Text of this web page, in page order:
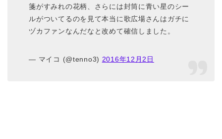
箋がすみれの花柄、さらには封筒に青い星のシー
ルがついてるのを見て本当に歌広場さんはガチに
ヅカファンなんだなと改めて確信しました。
— マイコ (@tenno3) 2016年12月2日